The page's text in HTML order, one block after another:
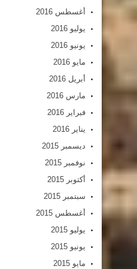
أغسطس 2016
يوليو 2016
يونيو 2016
مايو 2016
أبريل 2016
مارس 2016
فبراير 2016
يناير 2016
ديسمبر 2015
نوفمبر 2015
أكتوبر 2015
سبتمبر 2015
أغسطس 2015
يوليو 2015
يونيو 2015
مايو 2015